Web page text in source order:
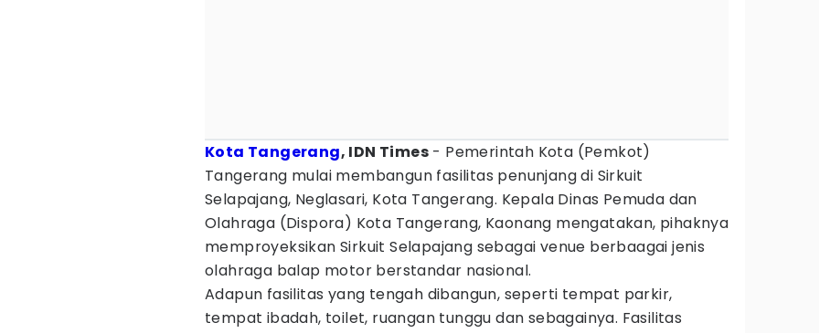
Kota Tangerang, IDN Times - Pemerintah Kota (Pemkot)
Tangerang mulai membangun fasilitas penunjang di Sirkuit
Selapajang, Neglasari, Kota Tangerang. Kepala Dinas Pemuda dan
Olahraga (Dispora) Kota Tangerang, Kaonang mengatakan, pihaknya
memproyeksikan Sirkuit Selapajang sebagai venue berbaagai jenis
olahraga balap motor berstandar nasional.
Adapun fasilitas yang tengah dibangun, seperti tempat parkir,
tempat ibadah, toilet, ruangan tunggu dan sebagainya. Fasilitas